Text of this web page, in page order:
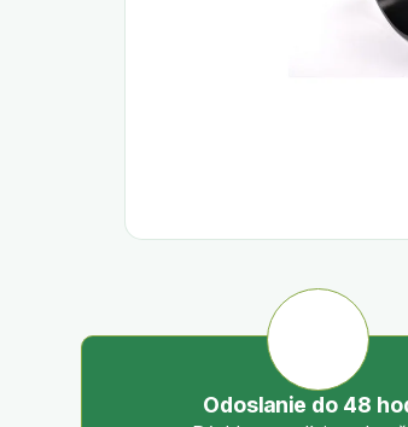
Odoslanie do 48